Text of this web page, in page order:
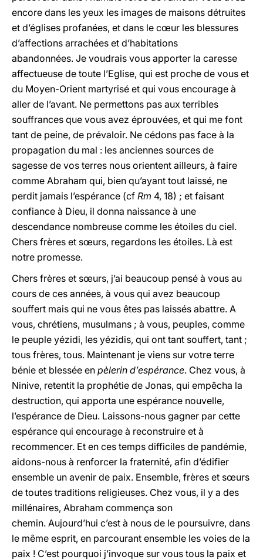
encore dans les yeux les images de maisons détruites
et d’églises profanées, et dans le cœur les blessures
d’affections arrachées et d’habitations
abandonnées. Je voudrais vous apporter la caresse
affectueuse de toute l’Eglise, qui est proche de vous et
du Moyen-Orient martyrisé et qui vous encourage à
aller de l’avant. Ne permettons pas aux terribles
souffrances que vous avez éprouvées, et qui me font
tant de peine, de prévaloir. Ne cédons pas face à la
propagation du mal : les anciennes sources de
sagesse de vos terres nous orientent ailleurs, à faire
comme Abraham qui, bien qu’ayant tout laissé, ne
perdit jamais l’espérance (cf Rm 4, 18) ; et faisant
confiance à Dieu, il donna naissance à une
descendance nombreuse comme les étoiles du ciel.
Chers frères et sœurs, regardons les étoiles. Là est
notre promesse.
Chers frères et sœurs, j’ai beaucoup pensé à vous au
cours de ces années, à vous qui avez beaucoup
souffert mais qui ne vous êtes pas laissés abattre. A
vous, chrétiens, musulmans ; à vous, peuples, comme
le peuple yézidi, les yézidis, qui ont tant souffert, tant ;
tous frères, tous. Maintenant je viens sur votre terre
bénie et blessée en pèlerin d’espérance. Chez vous, à
Ninive, retentit la prophétie de Jonas, qui empêcha la
destruction, qui apporta une espérance nouvelle,
l’espérance de Dieu. Laissons-nous gagner par cette
espérance qui encourage à reconstruire et à
recommencer. Et en ces temps difficiles de pandémie,
aidons-nous à renforcer la fraternité, afin d’édifier
ensemble un avenir de paix. Ensemble, frères et sœurs
de toutes traditions religieuses. Chez vous, il y a des
millénaires, Abraham commença son
chemin. Aujourd’hui c’est à nous de le poursuivre, dans
le même esprit, en parcourant ensemble les voies de la
paix ! C’est pourquoi j’invoque sur vous tous la paix et